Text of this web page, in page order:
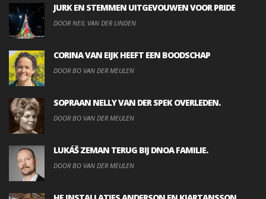
JURK EN STEMMEN UITGEVOUWEN VOOR PRIDE
DOOR NEIL VAN DER LINDEN
CORINA VAN EIJK HEEFT EEN BOODSCHAP
DOOR BO VAN DER MEULEN
SOPRAAN NELLY VAN DER SPEK OVERLEDEN.
DOOR BO VAN DER MEULEN
LUKÁŠ ZEMAN TERUG BIJ DNOA FAMILIE.
DOOR BO VAN DER MEULEN